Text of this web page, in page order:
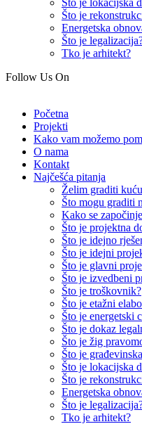
Što je lokacijska
Što je
Energetska
Što je
Tko je arhitekt?
Follow Us On
Početna
Projekti
Kako vam možemo
O nama
Kontakt
Najčešća pitanja
Želim graditi
Što mogu graditi
Kako se
Što je projektna
Što je idejno
Što je idejni
Što je glavni
Što je izvedbeni
Što je troškovnik?
Što je etažni
Što je energetski
Što je dokaz
Što je žig
Što je
Što je lokacijska
Što je
Energetska
Što je
Tko je arhitekt?